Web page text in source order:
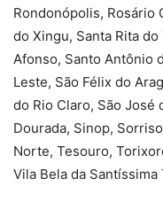
Rondonópolis, Rosário
do Xingu, Santa Rita
Afonso, Santo Antônio
Leste, São Félix do
do Rio Claro, São José
Dourada, Sinop,
Norte, Tesouro,
Vila Bela da